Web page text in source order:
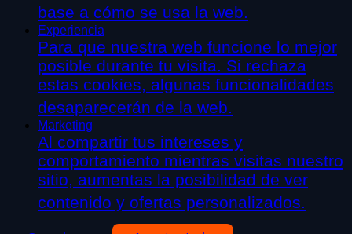
base a cómo se usa la web.
Experiencia
Para que nuestra web funcione lo mejor
posible durante tu visita. Si rechaza
estas cookies, algunas funcionalidades
desaparecerán de la web.
Marketing
Al compartir tus intereses y
comportamiento mientras visitas nuestro
sitio, aumentas la posibilidad de ver
contenido y ofertas personalizados.